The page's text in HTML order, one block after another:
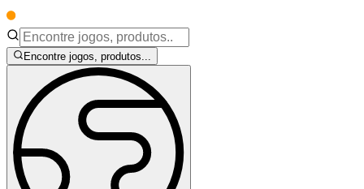
Encontre jogos, produtos...